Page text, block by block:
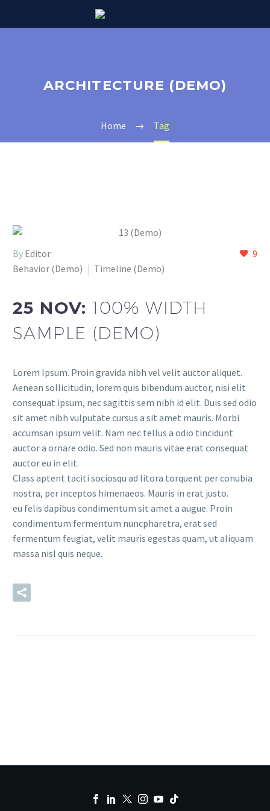
ARCHITECTURE (DEMO)
Home Tag
9
By Editor
Behavior (Demo)
Timeline (Demo)
25 NOV:100% WIDTH
SAMPLE (DEMO)
Lorem Ipsum. Proin gravida nibh vel velit auctor aliquet.
Aenean sollicitudin, lorem quis bibendum auctor, nisi elit
consequat ipsum, nec sagittis sem nibh id elit. Duis sed odio
sit amet nibh vulputate cursus a sit amet mauris. Morbi
accumsan ipsum velit. Nam nec tellus a odio tincidunt
auctor a ornare odio. Sed non mauris vitae erat consequat
auctor eu in elit.
Class aptent taciti sociosqu ad litora torquent per conubia
nostra, per inceptos himenaeos. Mauris in erat justo.
eu felis dapibus condimentum sit amet a augue. Proin
condimentum fermentum nuncpharetra, erat sed
fermentum feugiat, velit mauris egestas quam, ut aliquam
massa nisl quis neque.